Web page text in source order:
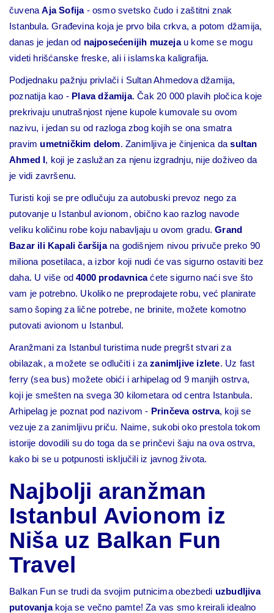
čuvena Aja Sofija- osmo svetsko čudo i zaštitni znak
Istanbula. Građevina koja je prvo bila crkva, a potom džamija,
danas je jedan od najposećenijih muzejau kome se mogu
videti hrišćanske freske, ali i islamska kaligrafija.
Podjednaku pažnju privlači i Sultan Ahmedova džamija,
poznatija kao - Plava džamija. Čak 20 000 plavih pločica koje
prekrivaju unutrašnjost njene kupole kumovale su ovom
nazivu, i jedan su od razloga zbog kojih se ona smatra
pravim umetničkim delom. Zanimljiva je činjenica dasultan
Ahmed I, koji je zaslužan za njenu izgradnju, nije doživeo da
je vidi završenu.
Turisti koji se pre odlučuju za autobuski prevoz nego za
putovanje u Istanbul avionom, obično kao razlog navode
veliku količinu robe koju nabavljaju u ovom gradu.Grand
Bazar ili Kapali čaršijana godišnjem nivou privuče preko 90
miliona posetilaca, a izbor koji nudi će vas sigurno ostaviti bez
daha. U više od4000 prodavnicaćete sigurno naći sve što
vam je potrebno. Ukoliko ne preprodajete robu, već planirate
samo šoping za lične potrebe, ne brinite, možete komotno
putovati avionom u Istanbul.
Aranžmani za Istanbul turistima nude pregršt stvari za
obilazak, a možete se odlučiti i zazanimljive izlete. Uz fast
ferry (sea bus) možete obići i arhipelag od 9 manjih ostrva,
koji je smešten na svega 30 kilometara od centra Istanbula.
Arhipelag je poznat pod nazivom - Prinčeva ostrva, koji se
vezuje za zanimljivu priču. Naime, sukobi oko prestola tokom
istorije dovodili su do toga da se prinčevi šaju na ova ostrva,
kako bi se u potpunosti isključili iz javnog života.
Najbolji aranžman
Istanbul Avionom iz
Niša uz Balkan Fun
Travel
Balkan Fun se trudi da svojim putnicima obezbedi uzbudljiva
putovanjakoja se večno pamte! Za vas smo kreirali idealno